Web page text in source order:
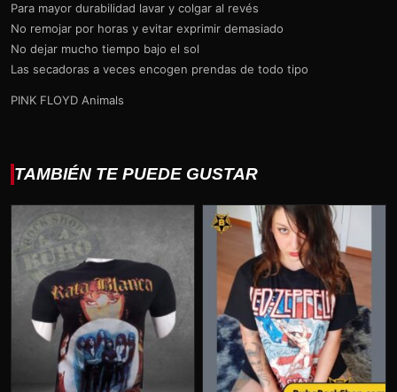
Para mayor durabilidad lavar y colgar al revés
No remojar por horas y evitar exprimir demasiado
No dejar mucho tiempo bajo el sol
Las secadoras a veces encogen prendas de todo tipo
PINK FLOYD Animals
TAMBIÉN TE PUEDE GUSTAR